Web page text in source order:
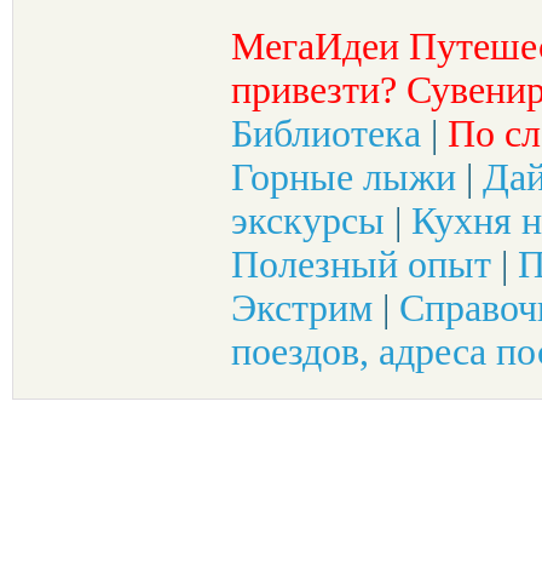
МегаИдеи
привезти?
Библиотека | По
Горные лыжи |
экскурсы | Кухня
Полезный опыт |
Экстрим |
поездов, адреса